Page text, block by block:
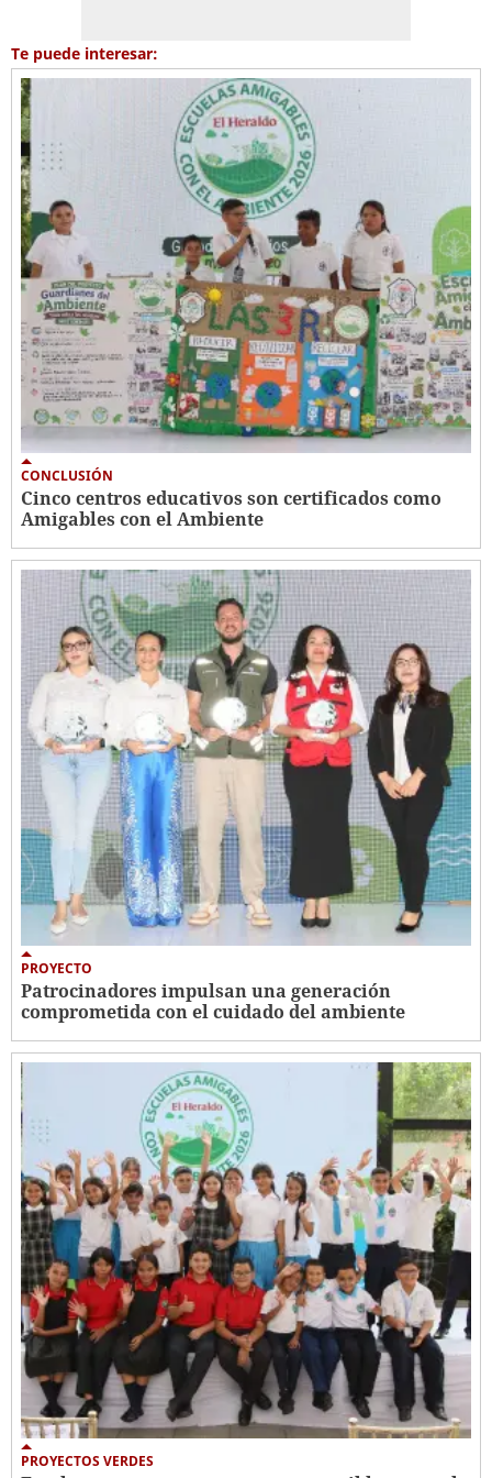
Te puede interesar:
CONCLUSIÓN
Cinco centros educativos son certificados como
Amigables con el Ambiente
PROYECTO
Patrocinadores impulsan una generación
comprometida con el cuidado del ambiente
PROYECTOS VERDES